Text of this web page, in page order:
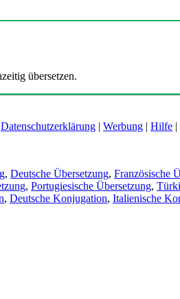
übersetzen.
Datenschutzerklärung | Werbung | Hilfe |
, Deutsche Übersetzung, Französische
, Portugiesische Übersetzung,
, Deutsche Konjugation, Italienische